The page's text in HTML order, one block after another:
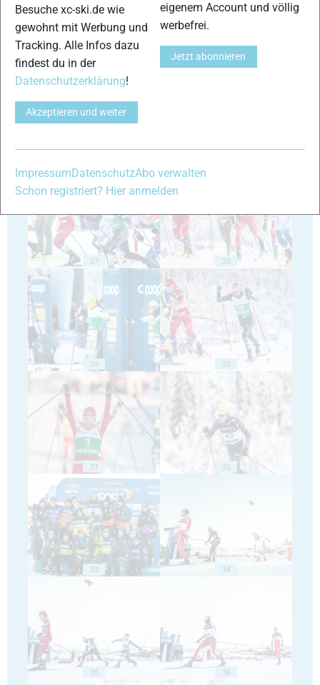
24
27 28
29 30
31 32
33 34
35 36
Besuche xc-ski.de wie
gewohnt mit Werbung und
Tracking. Alle Infos dazu
findest du in der
Datenschutzerklärung!
Akzeptieren und weiter
eigenem Account und völlig
werbefrei.
Jetzt abonnieren
ImpressumDatenschutzAbo verwalten
Schon registriert? Hier anmelden